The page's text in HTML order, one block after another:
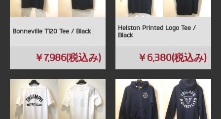
Bonneville T120 Tee / Black
￥7,986(税込み)
Helston Printed Logo Tee /
Black
￥6,380(税込み)